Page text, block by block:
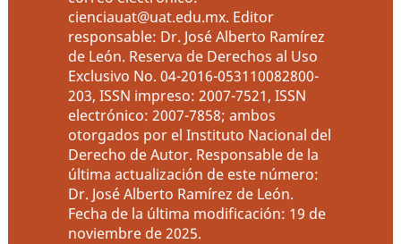
cienciauat@uat.edu.mx. Editor
responsable: Dr. José Alberto Ramírez
de León. Reserva de Derechos al Uso
Exclusivo No. 04-2016-053110082800-
203, ISSN impreso: 2007-7521, ISSN
electrónico: 2007-7858; ambos
otorgados por el Instituto Nacional del
Derecho de Autor. Responsable de la
última actualización de este número:
Dr. José Alberto Ramírez de León.
Fecha de la última modificación: 19 de
noviembre de 2025.